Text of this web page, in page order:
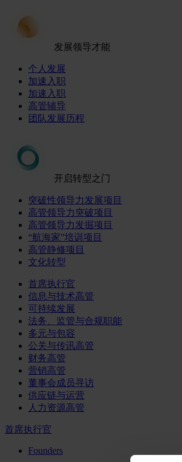
发展领导才能
个人发展
加速入职
加速入职
高管辅导
团队发展历程
开启转型之门
突破性领导力发展项目
高管领导力突破项目
高管领导力发掘项目
“航海家”培训项目
高管静修项目
文化转型
首席执行官
信息与技术高管
可持续发展
法务、监管与合规职能
多元与包容
公关与传讯高管
财务高管
营销高管
董事会成员寻访
供应链与运营
人力资源高管
首席执行官
Founders